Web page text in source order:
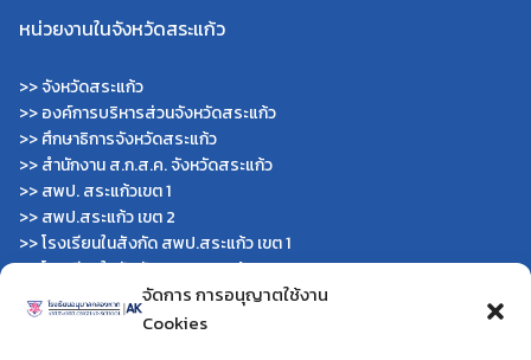
จัดการ การอนุญาตใช้งาน
Cookies
หน่วยงานในจังหวัดสระแก้ว
>>จังหวัดสระแก้ว
>>องค์การบริหารส่วนจังหวัดสระแก้ว
>>ศึกษาธิการจังหวัดสระแก้ว
>>สำนักงาน ส.ก.ส.ค. จังหวัดสระแก้ว
>>สพป. สระแก้วเขต 1
>>สพป.สระแก้ว เขต 2
>>โรงเรียนในสังกัด สพป.สระแก้ว เขต 1
>>โรงเรียนในสังกัด สพป.สระแก้ว เขต 2
>>วิทยาลัยเทคนิคสระแก้ว
>> วิทยาลัยเทคนิควังน้ำเย็น